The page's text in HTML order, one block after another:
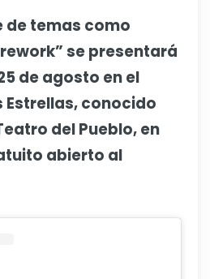
de temas como
se presentará
de agosto en el
Estrellas, conocido
del Pueblo, en
abierto al